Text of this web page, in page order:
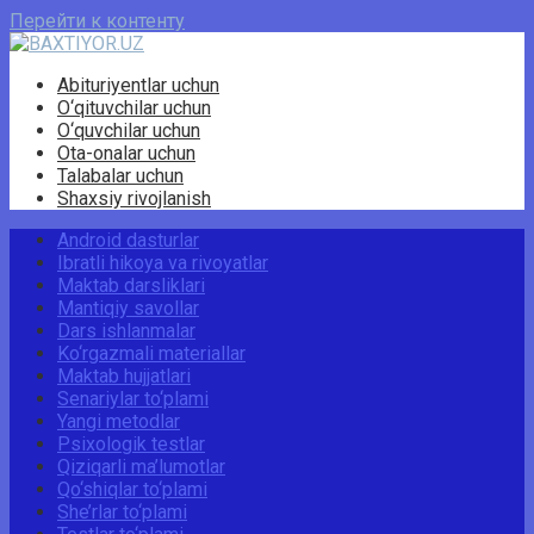
Перейти к контенту
Abituriyentlar uchun
O‘qituvchilar uchun
O‘quvchilar uchun
Ota-onalar uchun
Talabalar uchun
Shaxsiy rivojlanish
Android dasturlar
Ibratli hikoya va rivoyatlar
Maktab darsliklari
Mantiqiy savollar
Dars ishlanmalar
Ko‘rgazmali materiallar
Maktab hujjatlari
Senariylar to‘plami
Yangi metodlar
Psixologik testlar
Qiziqarli ma’lumotlar
Qo‘shiqlar to‘plami
She’rlar to‘plami